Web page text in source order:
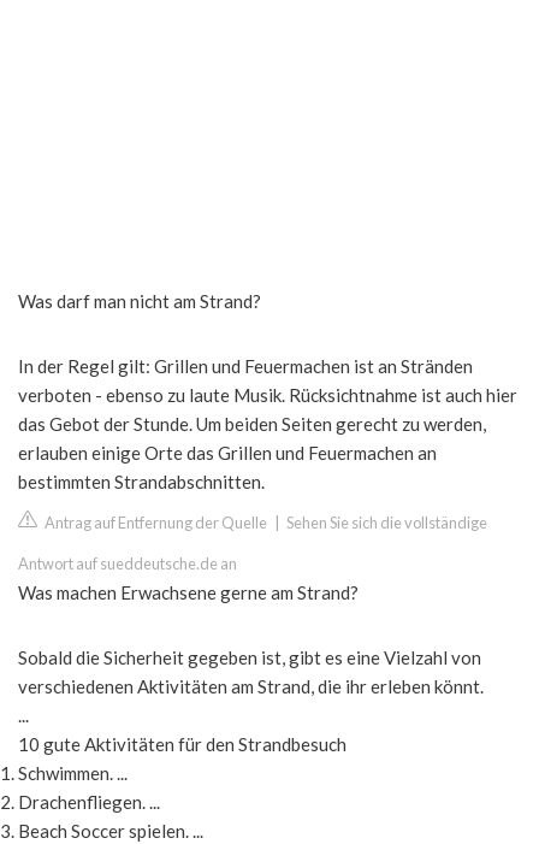
Was darf man nicht am Strand?
In der Regel gilt: Grillen und Feuermachen ist an Stränden
verboten - ebenso zu laute Musik. Rücksichtnahme ist auch hier
das Gebot der Stunde. Um beiden Seiten gerecht zu werden,
erlauben einige Orte das Grillen und Feuermachen an
bestimmten Strandabschnitten.
Antrag auf Entfernung der Quelle Sehen Sie sich die vollständige
Antwort auf sueddeutsche.de an
Was machen Erwachsene gerne am Strand?
Sobald die Sicherheit gegeben ist, gibt es eine Vielzahl von
verschiedenen Aktivitäten am Strand, die ihr erleben könnt.
...
10 gute Aktivitäten für den Strandbesuch
Schwimmen. ...
Drachenfliegen. ...
Beach Soccer spielen. ...